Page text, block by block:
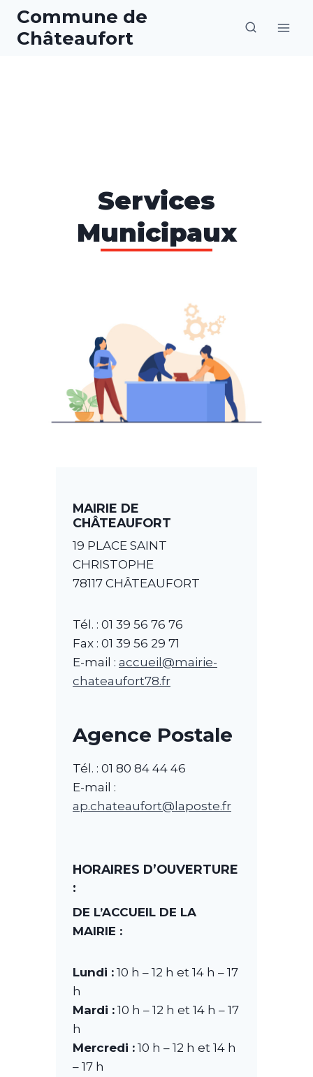
Aller
contenu
Commune de
Châteaufort
Services
Municipaux
MAIRIE DE
CHÂTEAUFORT
19 PLACE SAINT
CHRISTOPHE
78117 CHÂTEAUFORT
Tél. : 01 39 56 76 76
Fax : 01 39 56 29 71
E-mail : accueil@mairie-
chateaufort78.fr
Agence Postale
Tél. : 01 80 84 44 46
E-mail :
ap.chateaufort@laposte.fr
HORAIRES D’OUVERTURE
:
DE L’ACCUEIL DE LA
MAIRIE :
Lundi : 10 h – 12 h et 14 h – 17
h
Mardi : 10 h – 12 h et 14 h – 17
h
Mercredi : 10 h – 12 h et 14 h
– 17 h